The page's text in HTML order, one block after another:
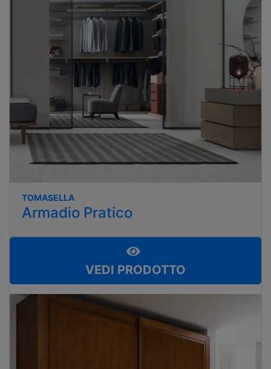
TOMASELLA
Armadio Pratico
VEDI PRODOTTO